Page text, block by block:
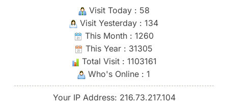
Visit Today : 58
Visit Yesterday : 134
This Month : 1260
This Year : 31305
Total Visit : 1103161
Who's Online : 1
Your IP Address: 216.73.217.104